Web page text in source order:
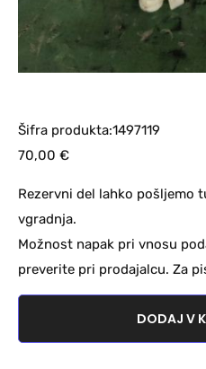
Šifra produkta:1497119
70,00 €
Rezervni del lahko pošljemo
vgradnja.
Možnost napak pri vnosu
preverite pri prodajalcu. Za
DODAJ V